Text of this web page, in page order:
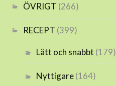
ÖVRIGT (266)
RECEPT (399)
Lätt och snabbt (179)
Nyttigare(164)